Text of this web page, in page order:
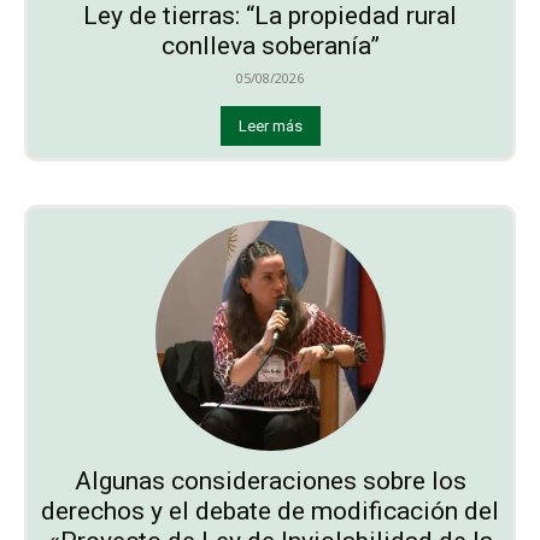
Ley de tierras: “La propiedad rural
conlleva soberanía”
05/08/2026
Leer más
Algunas consideraciones sobre los
derechos y el debate de modificación del